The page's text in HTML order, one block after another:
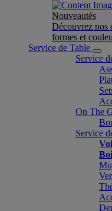
Nouveautés
Découvrez nos
formes et
Service de Table
Service
On The
Service